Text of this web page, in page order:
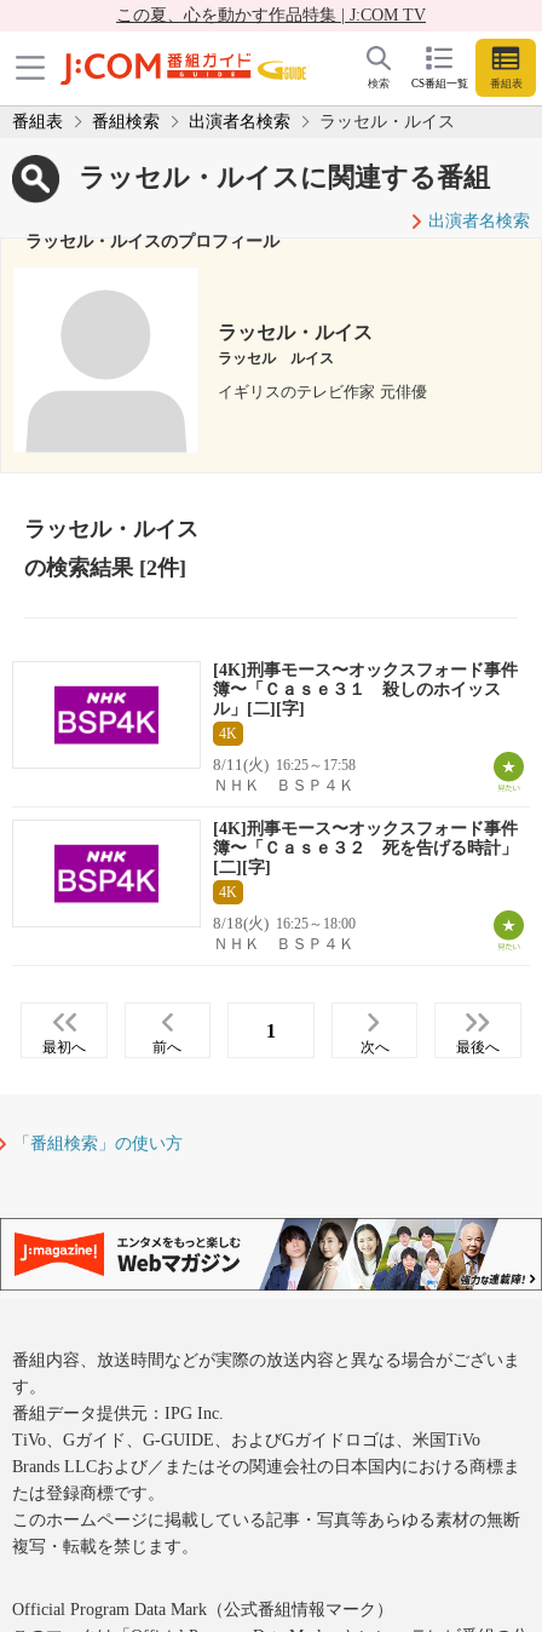
この夏、心を動かす作品特集 | J:COM TV
CS番組一覧 番組表
検索
番組表 番組検索 出演者名検索 ラッセル・ルイス
ラッセル・ルイスに関連する番組
出演者名検索
ラッセル・ルイスのプロフィール
ラッセル・ルイス
ラッセル ルイス
イギリスのテレビ作家 元俳優
ラッセル・ルイス
の検索結果[2件]
[4K]刑事モース〜オックスフォード事件
簿〜「Ｃａｓｅ３１ 殺しのホイッス
ル」[二][字]
4K
8/11(火) 16:25～17:58
ＮＨＫ ＢＳＰ４Ｋ
[4K]刑事モース〜オックスフォード事件
簿〜「Ｃａｓｅ３２ 死を告げる時計」
[二][字]
4K
8/18(火) 16:25～18:00
ＮＨＫ ＢＳＰ４Ｋ
最初へ 前へ
1
次へ 最後へ
「番組検索」の使い方
番組内容、放送時間などが実際の放送内容と異なる場合がございま
す。
番組データ提供元：IPG Inc.
TiVo、Gガイド、G-GUIDE、およびGガイドロゴは、米国TiVo
Brands LLCおよび／またはその関連会社の日本国内における商標ま
たは登録商標です。
このホームページに掲載している記事・写真等あらゆる素材の無断
複写・転載を禁じます。
Official Program Data Mark（公式番組情報マーク）